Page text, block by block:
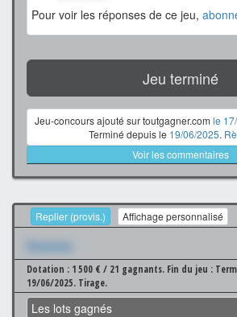
Pour voir les réponses de ce jeu,
Jeu terminé
Jeu-concours ajouté sur toutgagner.com le
Terminé depuis le 19/06/2025.
Voir les commentaires
Replier (provis.) Affichage personnalisé
Xxxxxxx
Dotation : 1 500 € / 21 gagnants. Fin du jeu :
19/06/2025. Tirage.
Les lots gagnés